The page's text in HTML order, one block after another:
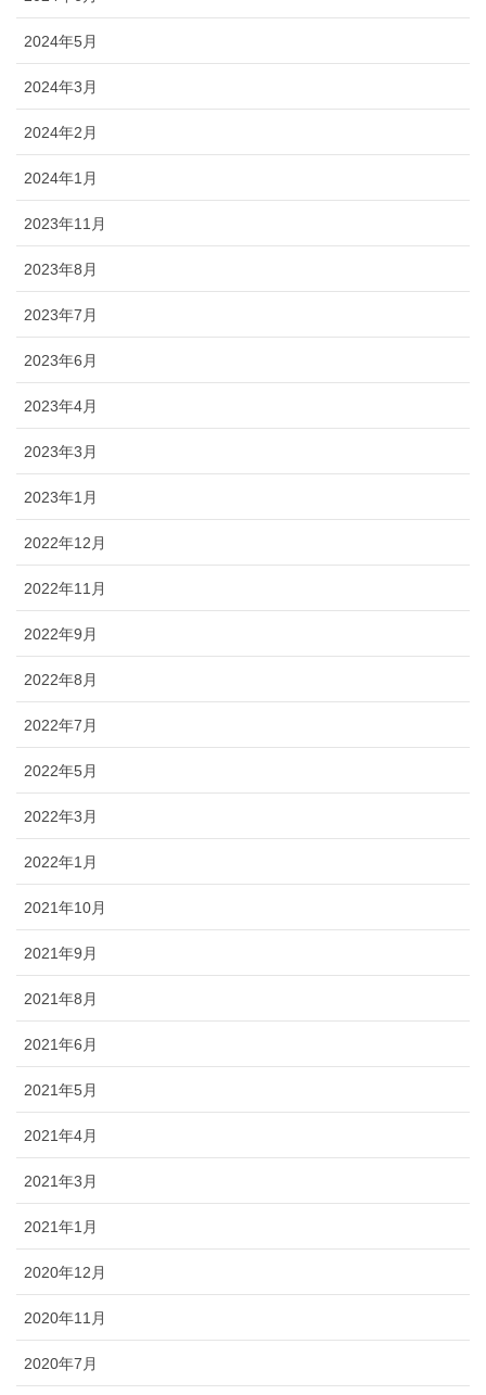
2024年5月
2024年3月
2024年2月
2024年1月
2023年11月
2023年8月
2023年7月
2023年6月
2023年4月
2023年3月
2023年1月
2022年12月
2022年11月
2022年9月
2022年8月
2022年7月
2022年5月
2022年3月
2022年1月
2021年10月
2021年9月
2021年8月
2021年6月
2021年5月
2021年4月
2021年3月
2021年1月
2020年12月
2020年11月
2020年7月